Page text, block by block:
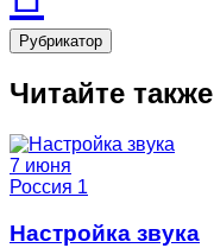
Рубрикатор
Читайте также
7 июня
Россия 1
Настройка звука